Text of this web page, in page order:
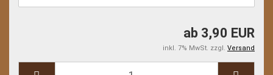
ab 3,90 EUR
inkl. 7% MwSt. zzgl. Versand